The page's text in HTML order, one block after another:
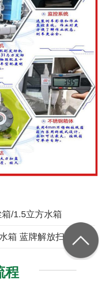
/1.5立方水箱
箱 蓝牌解放扫路车
程